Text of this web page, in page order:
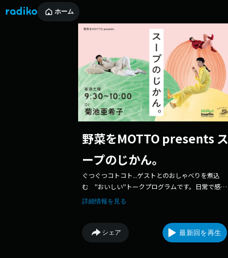
ホーム
野菜をMOTTO presents ス
ープのじかん。
ぐつぐつコトコト...ゲストとのおしゃべりを煮込
む "おいしい"トークプログラムです。日常で感じ
る些細な瞬間や身近なトピックをテーマに他愛もな
株式会社モンマルシェの野菜スープ「野菜を
MOTTO」のプレゼントも。 メールアドレス：
詳細情報を見る
シェア 最新回を再生